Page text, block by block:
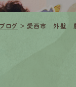
ログ > 愛西市 外壁